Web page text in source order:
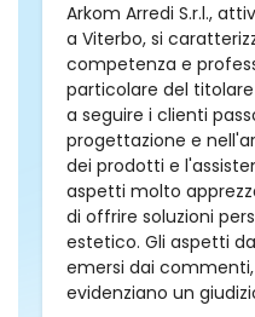
Arkom Arredi S.r.l.,
a Viterbo, si
competenza e
particolare del
a seguire i clienti
progettazione e
dei prodotti e
aspetti molto
di offrire soluzioni
estetico. Gli aspetti
emersi dai
evidenziano un